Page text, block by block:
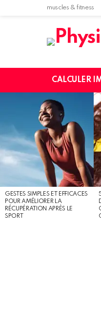
muscles & fitness
CALCULER
GESTES SIMPLES ET EFFICACES
POUR AMÉLIORER LA
RÉCUPÉRATION APRÈS LE
SPORT